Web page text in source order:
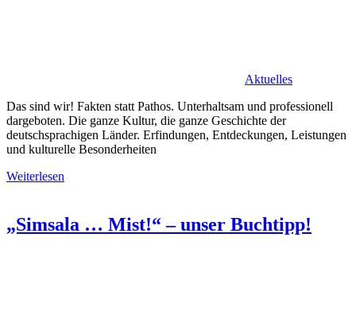
Aktuelles
Das sind wir! Fakten statt Pathos. Unterhaltsam und professionell
dargeboten. Die ganze Kultur, die ganze Geschichte der
deutschsprachigen Länder. Erfindungen, Entdeckungen, Leistungen
und kulturelle Besonderheiten
Weiterlesen
„Simsala … Mist!“ – unser Buchtipp!